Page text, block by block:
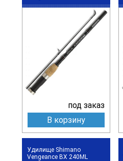
под заказ
В корзину
Удилище Shimano
Vengeance BX 240ML